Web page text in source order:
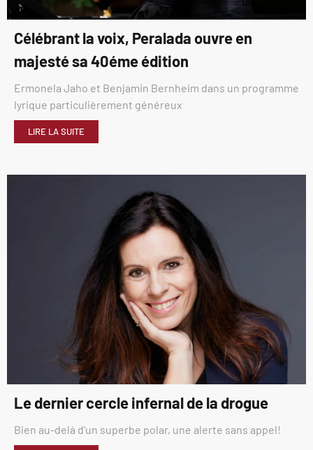
Célébrant la voix, Peralada ouvre en
majesté sa 40éme édition
Ermonela Jaho et Benjamin Bernheim dans un programme
lyrique particulièrement généreux
LIRE LA SUITE
Le dernier cercle infernal de la drogue
Bien au-delà d’un superbe polar, une alerte sans appel!